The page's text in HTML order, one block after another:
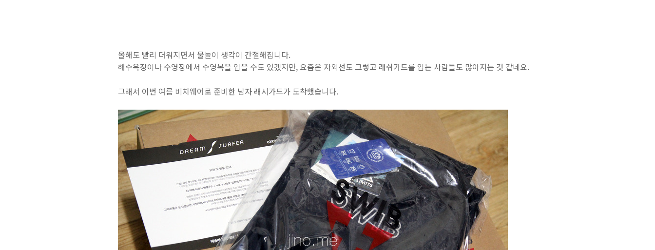
올해도 빨리 더워지면서 물놀이 생각이 간절해집니다.
해수욕장이나 수영장에서 수영복을 입을 수도 있겠지만, 요즘은 자외선도 그렇고 래쉬가드를 입는 사람들도 많아지는 것 같네요.
그래서 이번 여름 비치웨어로 준비한 남자 래시가드가 도착했습니다.